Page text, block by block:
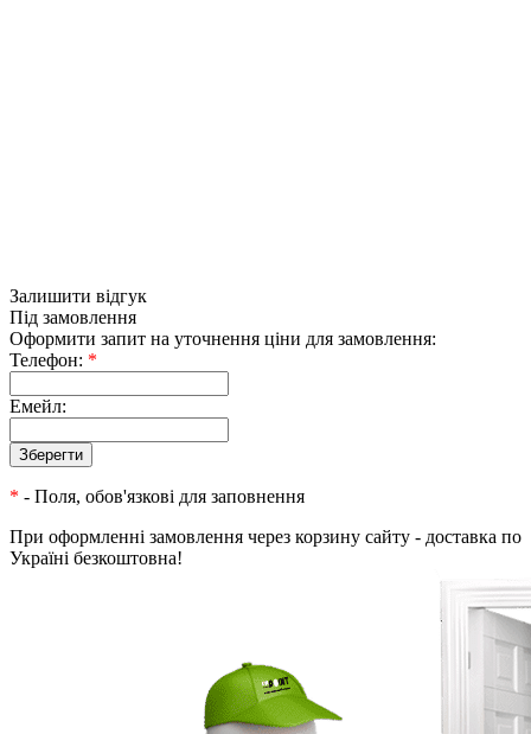
Залишити відгук
Під замовлення
Оформити запит на уточнення ціни для замовлення:
Телефон: *
Емейл:
* - Поля, обов'язкові для заповнення
При оформленні замовлення через корзину сайту - доставка по
Україні безкоштовна!